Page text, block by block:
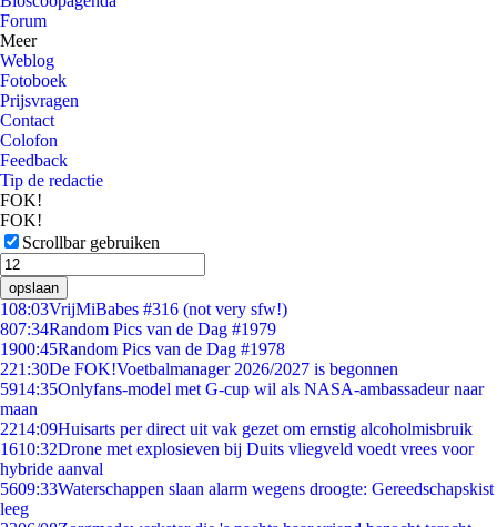
Forum
Meer
Weblog
Fotoboek
Prijsvragen
Contact
Colofon
Feedback
Tip de redactie
FOK!
FOK!
Scrollbar gebruiken
opslaan
108:03VrijMiBabes #316 (not very sfw!)
807:34Random Pics van de Dag #1979
1900:45Random Pics van de Dag #1978
221:30De FOK!Voetbalmanager 2026/2027 is begonnen
5914:35Onlyfans-model met G-cup wil als NASA-ambassadeur naar
maan
2214:09Huisarts per direct uit vak gezet om ernstig alcoholmisbruik
1610:32Drone met explosieven bij Duits vliegveld voedt vrees voor
hybride aanval
5609:33Waterschappen slaan alarm wegens droogte: Gereedschapskist
leeg